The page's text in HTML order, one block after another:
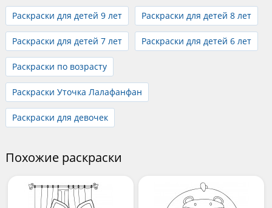
Раскраски для детей 9 лет
Раскраски для детей 8 лет
Раскраски для детей 7 лет Раскраски для детей 6 лет
Раскраски по возрасту
Раскраски Уточка Лалафанфан
Раскраски для девочек
Похожие раскраски